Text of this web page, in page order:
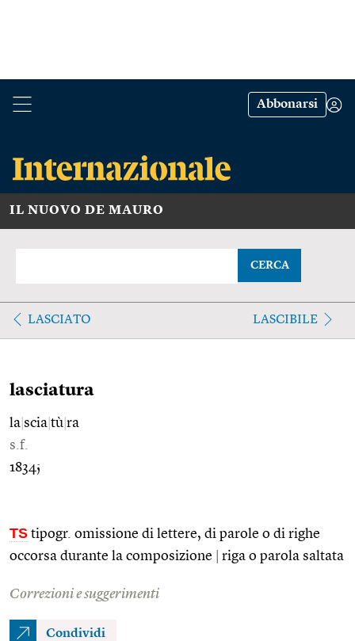
Abbonarsi
IL NUOVO DE MAURO
CERCA
LASCIATO LASCIBILE
lasciatura
la scia tù ra
s.f.
1834;
TS tipogr. omissione di lettere, di parole o di righe
occorsa durante la composizione
riga o parola saltata
Correzioni e suggerimenti
Condividi